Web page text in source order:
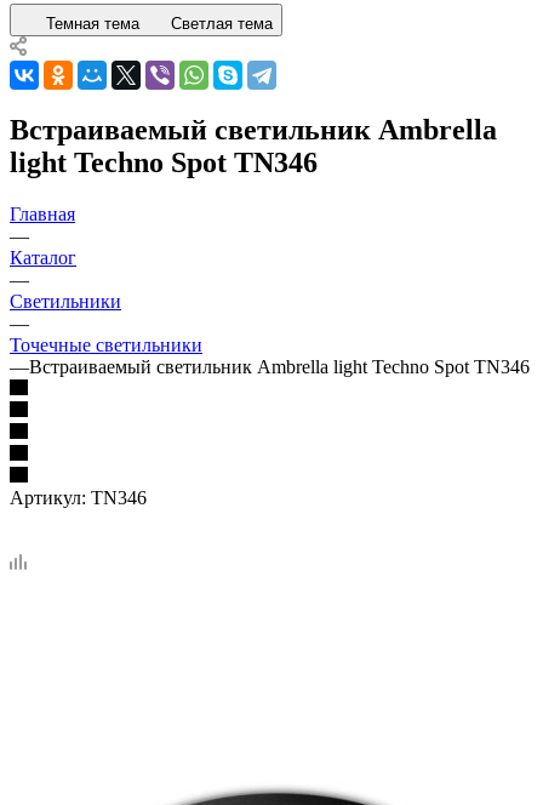
Темная тема Светлая тема
Встраиваемый светильник Ambrella
light Techno Spot TN346
Главная
—
Каталог
—
Светильники
—
Точечные светильники
—Встраиваемый светильник Ambrella light Techno Spot TN346
Артикул: TN346